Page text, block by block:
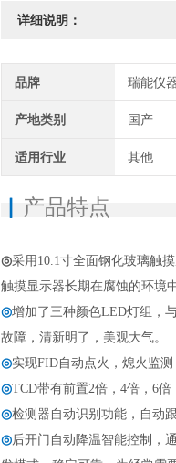
详细说明：
品牌 瑞能仪
产地类别 国产
适用行业 其他
产品特点
◎采用10.1寸全面钢化玻璃触
触摸显示器长期在腐蚀的环境
◎增加了三种颜色LED灯组，
故 障，清新明了，美观大气。
◎实现FID自动点火，熄火监
◎TCD带有前置2倍，4倍，6倍
◎检测器自动识别功能，自动
◎后开门自动降温智能控制，